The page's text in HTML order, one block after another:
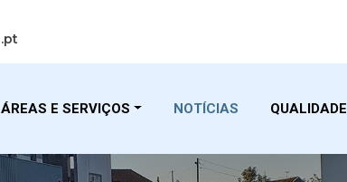
ÁREAS E SERVIÇOS NOTÍCIAS QUALIDADE